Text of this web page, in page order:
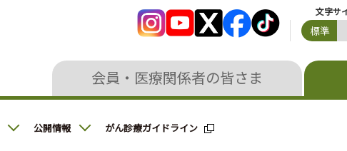
標準
会員・医療関係者の皆さま
公開情報 がん診療ガイドライン